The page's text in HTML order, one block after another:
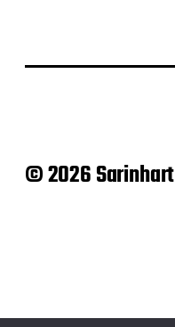
© 2026 Sarinhart